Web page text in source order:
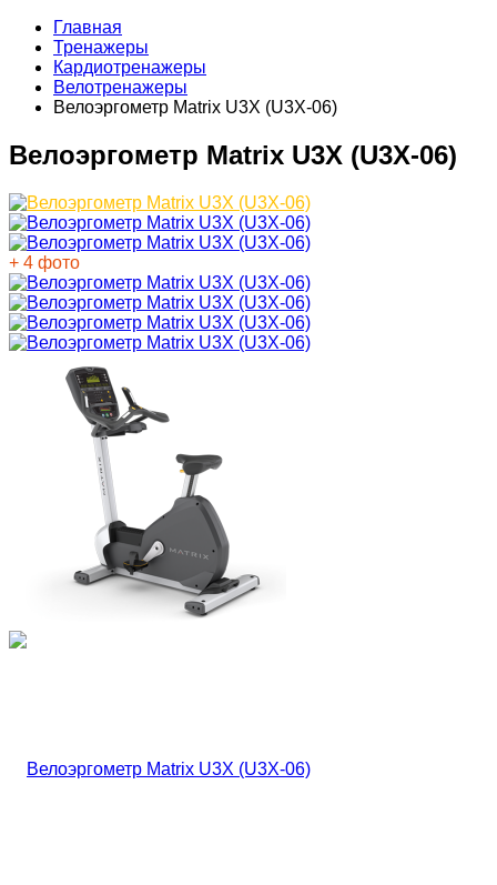
Главная
Тренажеры
Кардиотренажеры
Велотренажеры
Велоэргометр Matrix U3X (U3X-06)
Велоэргометр Matrix U3X (U3X-06)
+ 4 фото